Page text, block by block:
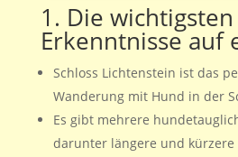
1. Die wichtigsten
Erkenntnisse auf
Schloss Lichtenstein ist das
Wanderung mit Hund in der
Es gibt mehrere
darunter längere und kürzere